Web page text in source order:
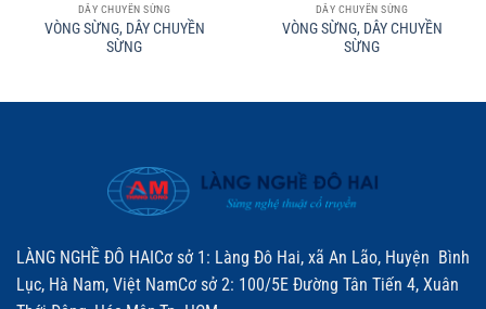
DÂY CHUYỀN SỪNG
VÒNG SỪNG, DÂY CHUYỀN
SỪNG
DÂY CHUYỀN SỪNG
VÒNG SỪNG, DÂY CHUYỀN
SỪNG
LÀNG NGHỀ ĐÔ HAICơ sở 1: Làng Đô Hai, xã An Lão, Huyện Bình
Lục, Hà Nam, Việt NamCơ sở 2: 100/5E Đường Tân Tiến 4, Xuân